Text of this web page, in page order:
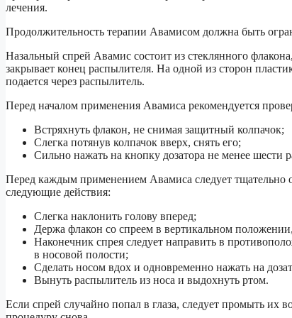
лечения.
Продолжительность терапии Авамисом должна быть
Назальный спрей Авамис состоит из стеклянного
закрывает конец распылителя. На одной из сторон
подается через распылитель.
Перед началом применения Авамиса рекомендуется
Встряхнуть флакон, не снимая защитный колпачок;
Слегка потянув колпачок вверх, снять его;
Сильно нажать на кнопку дозатора не менее шести
Перед каждым применением Авамиса следует тщательно
следующие действия:
Слегка наклонить голову вперед;
Держа флакон со спреем в вертикальном
Наконечник спрея следует направить в
в носовой полости;
Сделать носом вдох и одновременно нажать на
Вынуть распылитель из носа и выдохнуть ртом.
Если спрей случайно попал в глаза, следует промыть их